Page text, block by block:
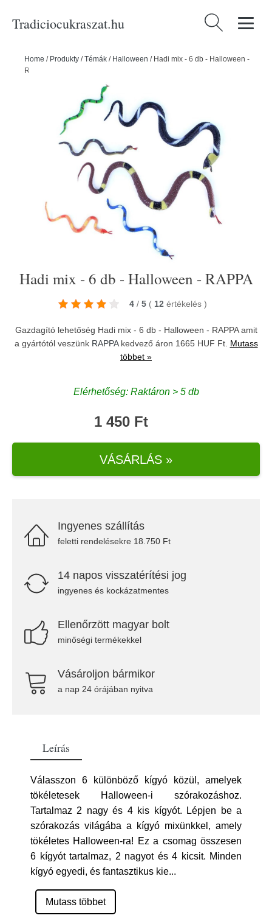
Tradiciocukraszat.hu Keresés:
Home / Produkty /Témák / Halloween / Hadi mix - 6 db - Halloween -
RAPPA
Hadi mix - 6 db - Halloween - RAPPA
4 / 5 ( 12 értékelés )
Gazdagító lehetőség Hadi mix - 6 db - Halloween - RAPPA amit
a gyártótól veszünk RAPPAkedvező áron 1665 HUF Ft. Mutass
többet »
Elérhetőség: Raktáron > 5 db
1 450 Ft
VÁSÁRLÁS »
Ingyenes szállítás
feletti rendelésekre 18.750 Ft
14 napos visszatérítési jog
ingyenes és kockázatmentes
Ellenőrzött magyar bolt
minőségi termékekkel
Vásároljon bármikor
a nap 24 órájában nyitva
Leírás
Válasszon 6 különböző kígyó közül, amelyek
tökéletesek Halloween-i szórakozáshoz.
Tartalmaz 2 nagy és 4 kis kígyót. Lépjen be a
szórakozás világába a kígyó mixünkkel, amely
tökéletes Halloween-ra! Ez a csomag összesen
6 kígyót tartalmaz, 2 nagyot és 4 kicsit. Minden
kígyó egyedi, és fantasztikus kie...
Mutass többet